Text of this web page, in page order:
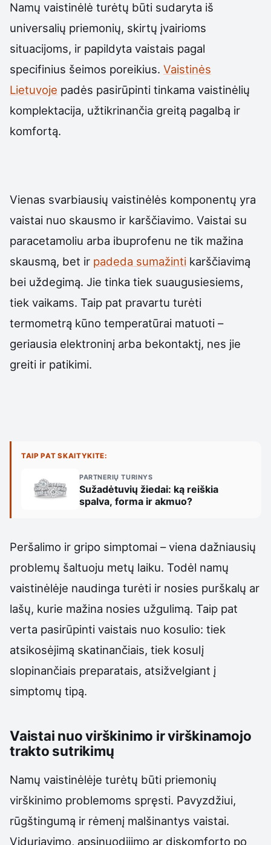
Namų vaistinėlė turėtų būti sudaryta iš
universalių priemonių, skirtų įvairioms
situacijoms, ir papildyta vaistais pagal
specifinius šeimos poreikius. Vaistinės
Lietuvoje padės pasirūpinti tinkama vaistinėlių
komplektacija, užtikrinančia greitą pagalbą ir
komfortą.
Vienas svarbiausių vaistinėlės komponentų yra
vaistai nuo skausmo ir karščiavimo. Vaistai su
paracetamoliu arba ibuprofenu ne tik mažina
skausmą, bet ir padeda sumažinti karščiavimą
bei uždegimą. Jie tinka tiek suaugusiesiems,
tiek vaikams. Taip pat pravartu turėti
termometrą kūno temperatūrai matuoti –
geriausia elektroninį arba bekontaktį, nes jie
greiti ir patikimi.
TAIP PAT SKAITYKITE:
PARTNERIŲ TURINYS
Sužadėtuvių žiedai: ką reiškia
spalva, forma ir akmuo?
Peršalimo ir gripo simptomai – viena dažniausių
problemų šaltuoju metų laiku. Todėl namų
vaistinėlėje naudinga turėti ir nosies purškalų ar
lašų, kurie mažina nosies užgulimą. Taip pat
verta pasirūpinti vaistais nuo kosulio: tiek
atsikosėjimą skatinančiais, tiek kosulį
slopinančiais preparatais, atsižvelgiant į
simptomų tipą.
Vaistai nuo virškinimo ir virškinamojo
trakto sutrikimų
Namų vaistinėlėje turėtų būti priemonių
virškinimo problemoms spręsti. Pavyzdžiui,
rūgštingumą ir rėmenį malšinantys vaistai.
Viduriavimo, apsinuodijimo ar diskomforto po